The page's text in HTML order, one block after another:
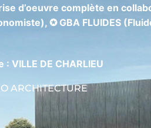
d’oeuvre complète en
✪ GBA FLUIDES
: VILLE DE CHARLIEU
ARCHITECTURE